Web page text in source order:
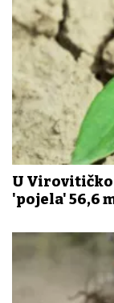
U
'pojela' 56,6